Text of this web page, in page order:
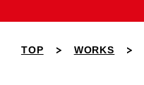
TOP WORKS